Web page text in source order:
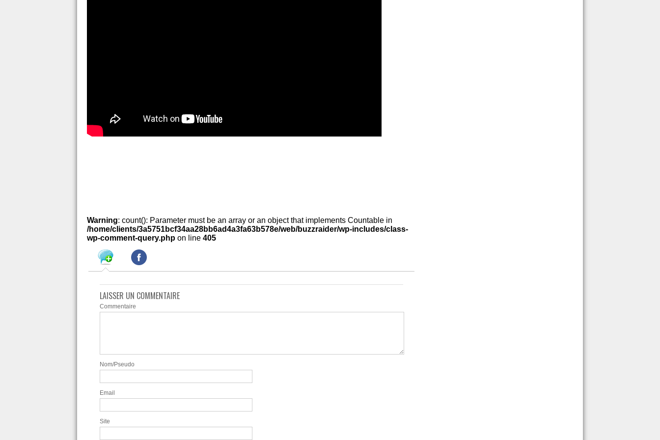
Warning: count(): Parameter must be an array or an object that implements Countable in
/home/clients/3a5751bcf34aa28bb6ad4a3fa63b578e/web/buzzraider/wp-includes/class-
wp-comment-query.php on line 405
LAISSER UN COMMENTAIRE
Commentaire
Nom/Pseudo
Email
Site